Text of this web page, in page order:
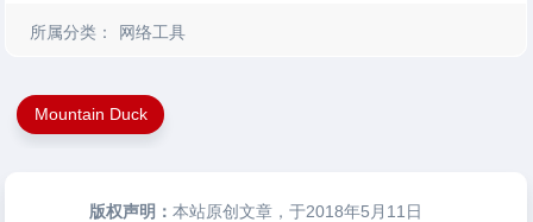
所属分类： 网络工具
Mountain Duck
版权声明：本站原创文章，于2018年5月11日